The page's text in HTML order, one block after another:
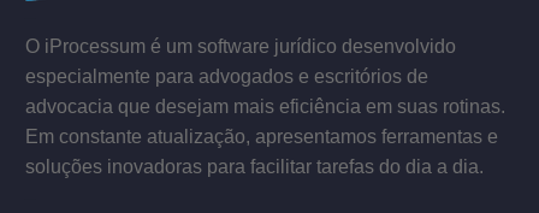
O iProcessum é um software jurídico desenvolvido
especialmente para advogados e escritórios de
advocacia que desejam mais eficiência em suas rotinas.
Em constante atualização, apresentamos ferramentas e
soluções inovadoras para facilitar tarefas do dia a dia.